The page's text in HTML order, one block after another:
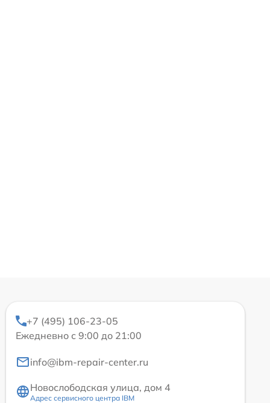
+7 (495) 106-23-05
Ежедневно с 9:00 до 21:00
info@ibm-repair-center.ru
Новослободская улица, дом 4
Адрес сервисного центра IBM